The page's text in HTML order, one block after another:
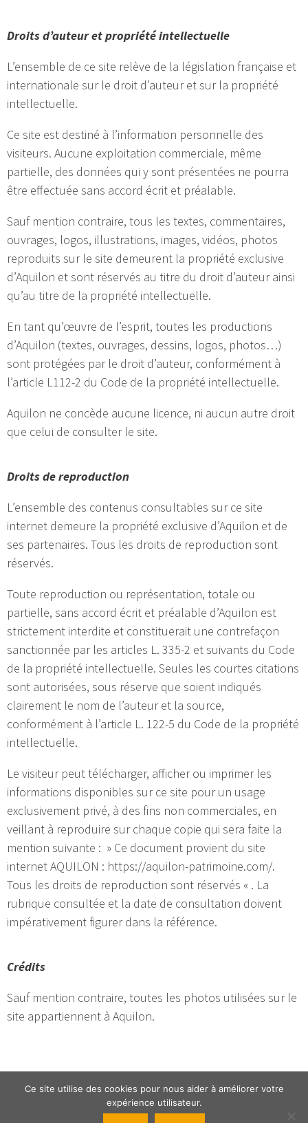
Droits d’auteur et propriété intellectuelle
L’ensemble de ce site relève de la législation française et
internationale sur le droit d’auteur et sur la propriété
intellectuelle.
Ce site est destiné à l’information personnelle des
visiteurs. Aucune exploitation commerciale, même
partielle, des données qui y sont présentées ne pourra
être effectuée sans accord écrit et préalable.
Sauf mention contraire, tous les textes, commentaires,
ouvrages, logos, illustrations, images, vidéos, photos
reproduits sur le site demeurent la propriété exclusive
d’Aquilon et sont réservés au titre du droit d’auteur ainsi
qu’au titre de la propriété intellectuelle.
En tant qu’œuvre de l’esprit, toutes les productions
d’Aquilon (textes, ouvrages, dessins, logos, photos…)
sont protégées par le droit d’auteur, conformément à
l’article L112-2 du Code de la propriété intellectuelle.
Aquilon ne concède aucune licence, ni aucun autre droit
que celui de consulter le site.
Droits de reproduction
L’ensemble des contenus consultables sur ce site
internet demeure la propriété exclusive d’Aquilon et de
ses partenaires. Tous les droits de reproduction sont
réservés.
Toute reproduction ou représentation, totale ou
partielle, sans accord écrit et préalable d’Aquilon est
strictement interdite et constituerait une contrefaçon
sanctionnée par les articles L. 335-2 et suivants du Code
de la propriété intellectuelle. Seules les courtes citations
sont autorisées, sous réserve que soient indiqués
clairement le nom de l’auteur et la source,
conformément à l’article L. 122-5 du Code de la propriété
intellectuelle.
Le visiteur peut télécharger, afficher ou imprimer les
informations disponibles sur ce site pour un usage
exclusivement privé, à des fins non commerciales, en
veillant à reproduire sur chaque copie qui sera faite la
mention suivante : » Ce document provient du site
internet AQUILON : https://aquilon-patrimoine.com/.
Tous les droits de reproduction sont réservés « . La
rubrique consultée et la date de consultation doivent
impérativement figurer dans la référence.
Crédits
Sauf mention contraire, toutes les photos utilisées sur le
site appartiennent à Aquilon.
Ce site utilise des cookies pour nous aider à améliorer votre
expérience utilisateur.